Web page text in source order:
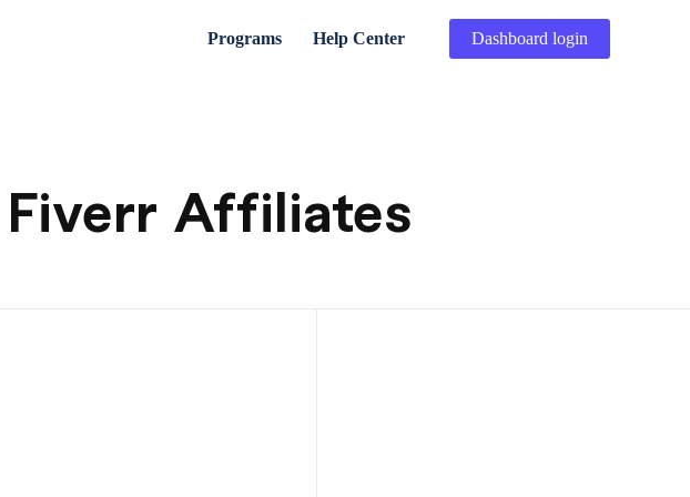
Programs Help Center Dashboard login
Fiverr Affiliates